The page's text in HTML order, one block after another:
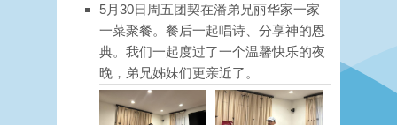
5月30日周五团契在潘弟兄丽华家一家
一菜聚餐。餐后一起唱诗、分享神的恩
典。我们一起度过了一个温馨快乐的夜
晚，弟兄姊妹们更亲近了。